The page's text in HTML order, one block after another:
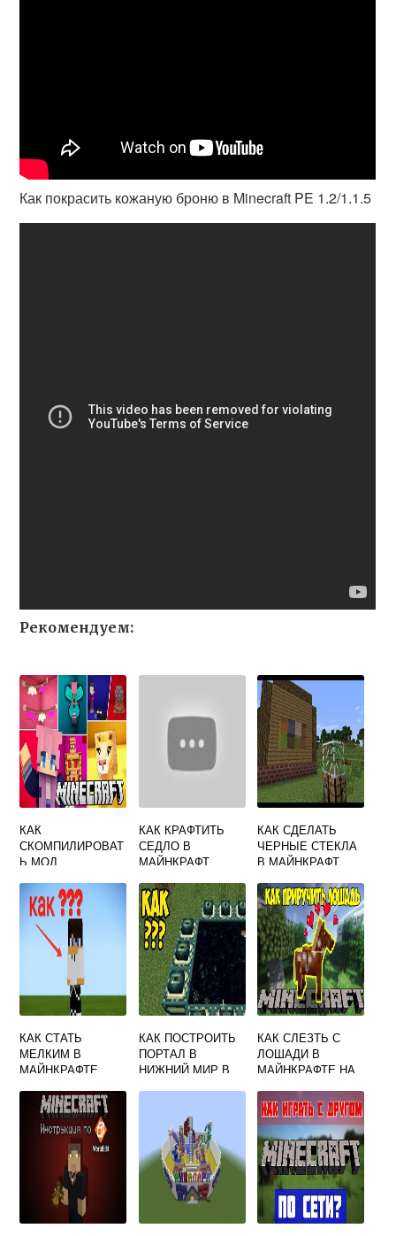
Как покрасить кожаную броню в Minecraft PE 1.2/1.1.5
Рекомендуем:
КАК
СКОМПИЛИРОВАТ
Ь МОД
КАК КРАФТИТЬ
СЕДЛО В
МАЙНКРАФТ
КАК СДЕЛАТЬ
ЧЕРНЫЕ СТЕКЛА
В МАЙНКРАФТ
КАК СТАТЬ
МЕЛКИМ В
МАЙНКРАФТЕ
КАК ПОСТРОИТЬ
ПОРТАЛ В
НИЖНИЙ МИР В
КАК СЛЕЗТЬ С
ЛОШАДИ В
МАЙНКРАФТЕ НА